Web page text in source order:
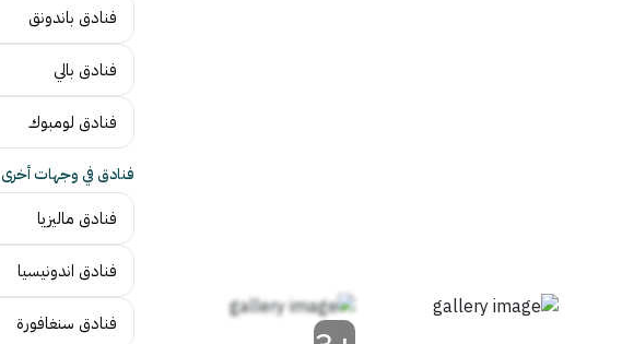
فنادق باندونق
فنادق بالي
فنادق لومبوك
فنادق في وجهات أخرى
فنادق ماليزيا
فنادق اندونيسيا
فنادق سنغافورة